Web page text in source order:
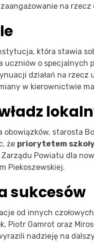
na rzecz
która stawia
o specjalnych
działań na rzecz
w kierownictwie
starosta
że priorytetem
Zarządu Powiatu dla
Piekoszewskiej.
sukcesów
od innych
Piotr Gamrot oraz
nadzieję na